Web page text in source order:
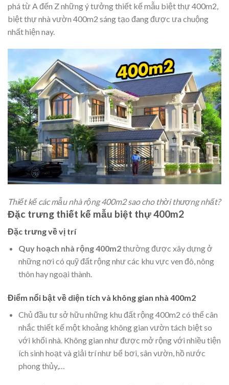
phá từ A đến Z những ý tưởng thiết kế mẫu biệt thự 400m2,
biệt thự nhà vườn 400m2 sáng tạo đang được ưa chuộng
nhất hiện nay.
Thiết kế các mẫu nhà rộng 400m2 sao cho thời thượng nhất?
Đặc trưng thiết kế mẫu biệt thự 400m2
Đặc trưng về vị trí
Quy hoạch nhà rộng 400m2thường được xây dựng ở
những nơi có quỹ đất rộng như các khu vực ven đô, nông
thôn hay ngoại thành.
Điểm nổi bật về diện tích và không gian nhà 400m2
Chủ đầu tư sở hữu những khu đất rộng400m2 có thể cân
nhắc thiết kế một khoảng không gian vườn tách biệt so
với khối nhà. Không gian như được mở rộng với nhiều tiện
ích sinh hoạt và giải trí như bể bơi, sân vườn, hồ nước
phong thủy,…